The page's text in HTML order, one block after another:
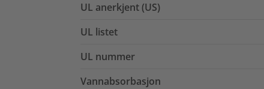
UL anerkjent (US)
UL listet
UL nummer
Vannabsorbasjon